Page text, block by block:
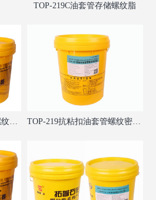
TOP-219C油套管存储螺纹脂